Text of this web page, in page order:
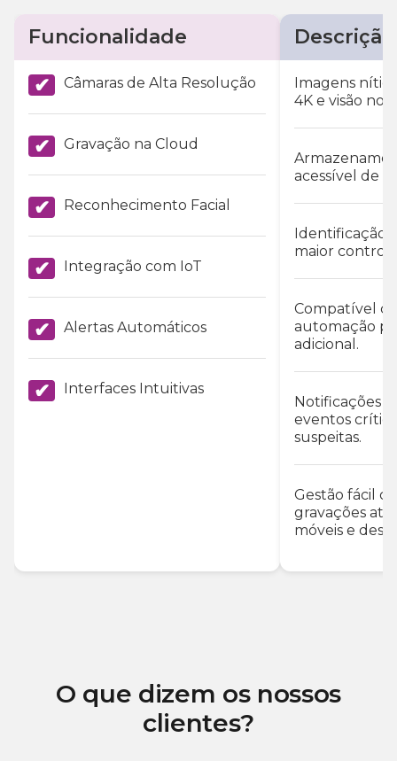
Funcionalidade
✔ Câmaras de Alta Resolução
✔ Gravação na Cloud
✔ Reconhecimento Facial
✔ Integração com IoT
✔ Alertas Automáticos
✔ Interfaces Intuitivas
Descrição
Imagens
4K e visão
acessível de
Identificação
maior
Compatível
automação
adicional.
Notificações
eventos
suspeitas.
Gestão fácil
gravações
móveis e
O que dizem os nossos
clientes?